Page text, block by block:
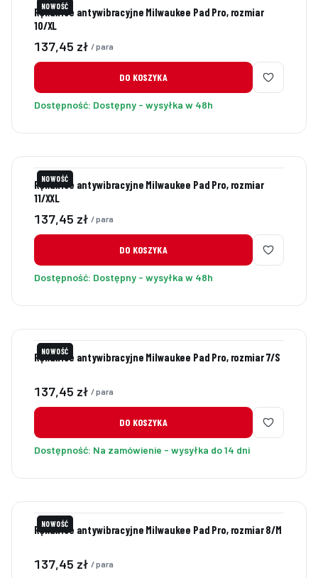
NOWOŚĆ
Rękawice antywibracyjne Milwaukee Pad Pro, rozmiar
10/XL
Cena
137,45 zł / para
DO KOSZYKA
Dostępność: Dostępny - wysyłka w 48h
NOWOŚĆ
Rękawice antywibracyjne Milwaukee Pad Pro, rozmiar
11/XXL
Cena
137,45 zł / para
DO KOSZYKA
Dostępność: Dostępny - wysyłka w 48h
NOWOŚĆ
Rękawice antywibracyjne Milwaukee Pad Pro, rozmiar 7/S
Cena
137,45 zł / para
DO KOSZYKA
Dostępność: Na zamówienie - wysyłka do 14 dni
NOWOŚĆ
Rękawice antywibracyjne Milwaukee Pad Pro, rozmiar 8/M
Cena
137,45 zł / para